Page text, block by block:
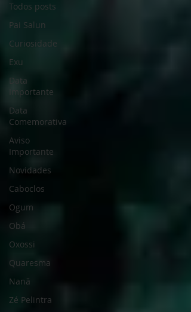
Todos posts
Pai Salun
Curiosidade
Exu
Data
Importante
Data
Comemorativa
Aviso
Importante
Novidades
Caboclos
Ogum
Obá
Oxossi
Quaresma
Nanã
Zé Pelintra